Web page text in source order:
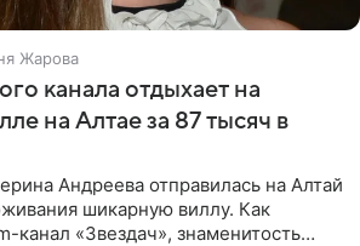
Жарова
канала отдыхает на
на Алтае за 87 тысяч в
Андреева отправилась на Алтай
шикарную виллу. Как
канал «Звездач», знаменитость